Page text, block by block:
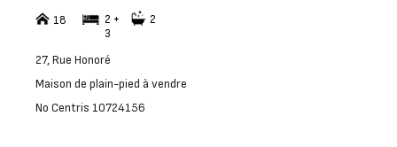
18
2 +
3
2
27, Rue Honoré
Maison de plain-pied à vendre
No Centris 10724156